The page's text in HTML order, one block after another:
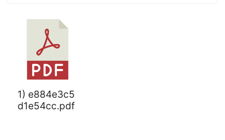
1) e884e3c5
d1e54cc.pdf